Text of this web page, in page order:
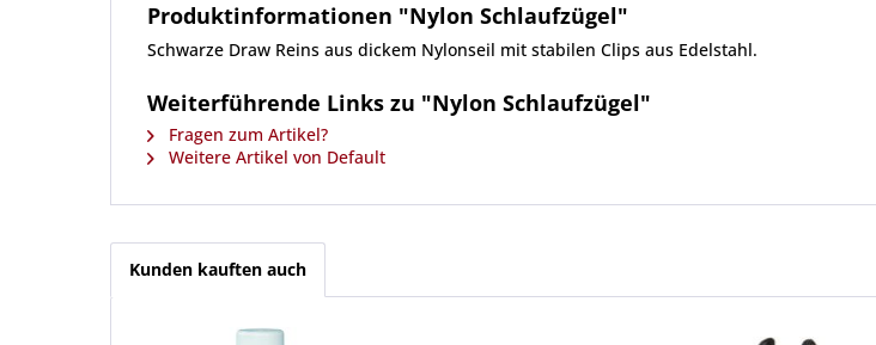
Produktinformationen "Nylon Schlaufzügel"
Schwarze Draw Reins aus dickem Nylonseil mit stabilen Clips aus Edelstahl.
Weiterführende Links zu "Nylon Schlaufzügel"
Fragen zum Artikel?
Weitere Artikel von Default
Kunden kauften auch